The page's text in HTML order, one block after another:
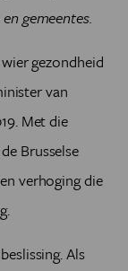
gemeentes.
gezondheid
van
Met die
Brusselse
verhoging die
Als